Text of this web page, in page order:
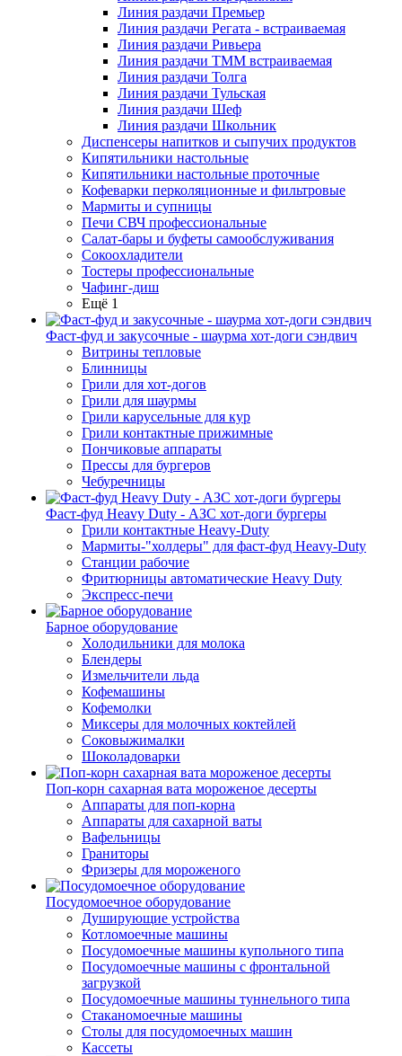
Линия раздачи Премьер
Линия раздачи Регата - встраиваемая
Линия раздачи Ривьера
Линия раздачи ТММ встраиваемая
Линия раздачи Толга
Линия раздачи Тульская
Линия раздачи Шеф
Линия раздачи Школьник
Диспенсеры напитков и сыпучих продуктов
Кипятильники настольные
Кипятильники настольные проточные
Кофеварки перколяционные и фильтровые
Мармиты и супницы
Печи СВЧ профессиональные
Салат-бары и буфеты самообслуживания
Сокоохладители
Тостеры профессиональные
Чафинг-диш
Ещё 1
Фаст-фуд и закусочные - шаурма хот-доги сэндвич
Витрины тепловые
Блинницы
Грили для хот-догов
Грили для шаурмы
Грили карусельные для кур
Грили контактные прижимные
Пончиковые аппараты
Прессы для бургеров
Чебуречницы
Фаст-фуд Heavy Duty - АЗС хот-доги бургеры
Грили контактные Heavy-Duty
Мармиты-"холдеры" для фаст-фуд Heavy-Duty
Станции рабочие
Фритюрницы автоматические Heavy Duty
Экспресс-печи
Барное оборудование
Холодильники для молока
Блендеры
Измельчители льда
Кофемашины
Кофемолки
Миксеры для молочных коктейлей
Соковыжималки
Шоколадоварки
Поп-корн сахарная вата мороженое десерты
Аппараты для поп-корна
Аппараты для сахарной ваты
Вафельницы
Граниторы
Фризеры для мороженого
Посудомоечное оборудование
Душирующие устройства
Котломоечные машины
Посудомоечные машины купольного типа
Посудомоечные машины с фронтальной
загрузкой
Посудомоечные машины туннельного типа
Стаканомоечные машины
Столы для посудомоечных машин
Кассеты